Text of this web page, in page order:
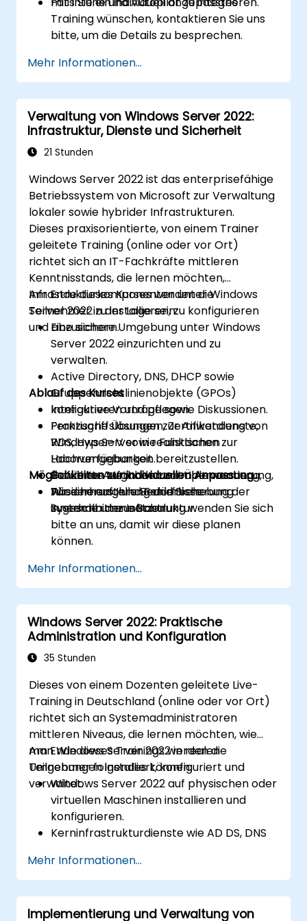
Training wünschen, kontaktieren Sie uns
bitte, um die Details zu besprechen.
Mehr Informationen...
Verwaltung von Windows Server 2022:
Infrastruktur, Dienste und Sicherheit
21 Stunden
Windows Server 2022 ist das enterprisefähige
Betriebssystem von Microsoft zur Verwaltung
lokaler sowie hybrider Infrastrukturen.
Dieses praxisorientierte, von einem Trainer
geleitete Training (online oder vor Ort)
richtet sich an IT-Fachkräfte mittleren
Kenntnisstands, die lernen möchten,
Infrastrukturkomponenten unter Windows
Server 2022 zu installieren, zu konfigurieren
und abzusichern.
Am Ende dieses Kurses werden die
Teilnehmer in der Lage sein:
Eine sichere Umgebung unter Windows
Server 2022 einzurichten und zu
verwalten.
Active Directory, DNS, DHCP sowie
Gruppenrichtlinienobjekte (GPOs)
konfigurieren und pflegen.
Fernzugriffslösungen, Zertifikatdienste,
RDS, Hyper-V sowie Funktionen zur
Hochverfügbarkeit bereitzustellen.
Bewährte Methoden zur Überwachung,
Wiederherstellung und Sicherung der
Systeme umzusetzen.
Ablauf des Kurses
Interaktive Vorträge sowie Diskussionen.
Praktische Übungen zur Anwendung von
Windows Server in realistischen
Laborumgebungen.
Geführte Aufgaben zur Implementierung,
Absicherung und Fehlerbehebung
innerhalb der Infrastruktur.
Möglichkeiten zur individuellen Anpassung
Für eine auf Ihre Bedürfnisse
zugeschnittene Schulung wenden Sie sich
bitte an uns, damit wir diese planen
können.
Mehr Informationen...
Windows Server 2022: Praktische
Administration und Konfiguration
35 Stunden
Dieses von einem Dozenten geleitete Live-
Training in Deutschland (online oder vor Ort)
richtet sich an Systemadministratoren
mittleren Niveaus, die lernen möchten, wie
man Windows Server 2022 in realen
Umgebungen installiert, konfiguriert und
verwaltet.
Am Ende dieses Trainings werden die
Teilnehmer folgendes können:
Windows Server 2022 auf physischen oder
virtuellen Maschinen installieren und
konfigurieren.
Kerninfrastrukturdienste wie AD DS, DNS
Virtualisierung, Speicher- sowie
Netzwerkdienste gemäß bewährten
Verfahren implementieren.
Serverrollen wie Remote Desktop, IIS und
Mehr Informationen...
Implementierung und Verwaltung von